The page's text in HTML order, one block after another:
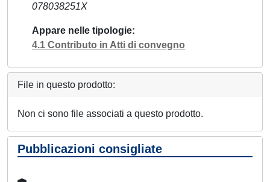
078038251X
Appare nelle tipologie
4.1 Contributo in Atti di convegno
File in questo prodotto:
Non ci sono file associati a questo prodotto.
Pubblicazioni consigliate